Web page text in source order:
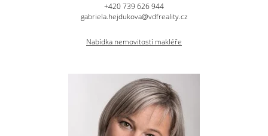
+420 739 626 944
gabriela.hejdukova@vdfreality.cz
Nabídka nemovitostí makléře